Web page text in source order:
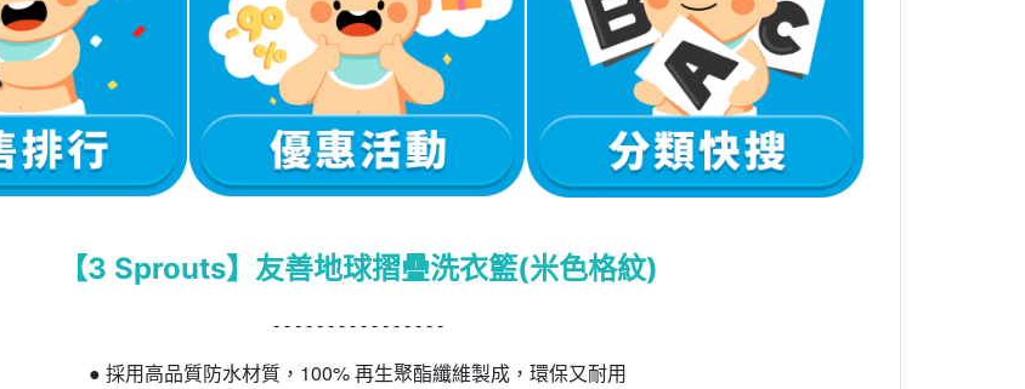
【3 Sprouts】友善地球摺疊洗衣籃(米色格紋)
- - - - - - - - - - - - - - - -
● 採用高品質防水材質，100% 再生聚酯纖維製成，環保又耐用